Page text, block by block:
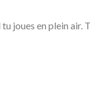
en plein air.